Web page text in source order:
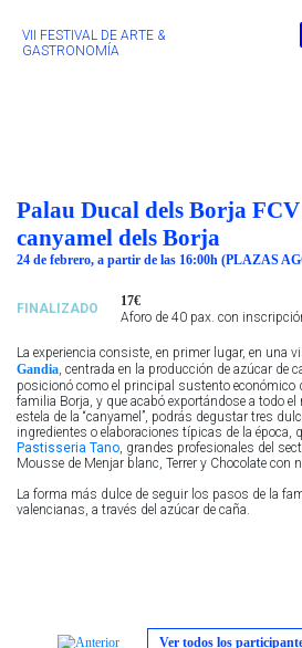
VII FESTIVAL DE ARTE &
GASTRONOMÍA
Palau Ducal dels Borja
canyamel dels Borja
24 de febrero, a partir de las 16:00h (PLAZAS
FINALIZADO
17€
Aforo de 40 pax. con
La experiencia consiste, en primer lugar, en una
Gandia , centrada en la producción de azúcar de
posicionó como el principal sustento económico
familia Borja, y que acabó exportándose a todo
estela de la “canyamel”, podrás degustar tres
ingredientes o elaboraciones típicas de la época,
Pastisseria Tano , grandes profesionales del
Mousse de Menjar blanc, Terrer y Chocolate con
La forma más dulce de seguir los pasos de la
valencianas, a través del azúcar de caña.
Ver todos los